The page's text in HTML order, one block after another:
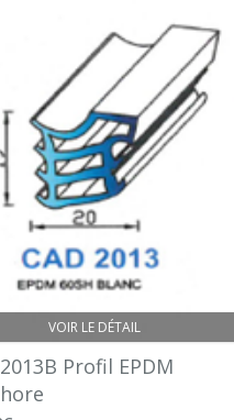
VOIR LE DÉTAIL
Profil EPDM